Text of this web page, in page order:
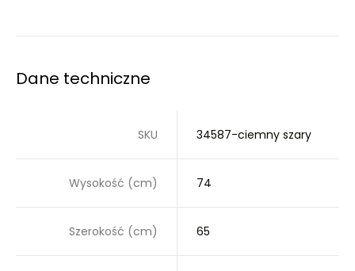
Dane techniczne
SKU 34587-ciemny szary
Wysokość (cm) 74
Szerokość (cm) 65